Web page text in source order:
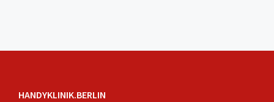
HANDYKLINIK.BERLIN